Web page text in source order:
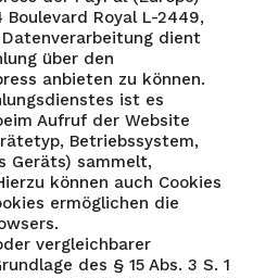
Boulevard Royal L-2449,
Datenverarbeitung dient
über den
anbieten zu können.
ist es
Aufruf der Website
Betriebssystem,
Geräts) sammelt,
können auch Cookies
ermöglichen die
vergleichbarer
des § 15 Abs. 3 S. 1